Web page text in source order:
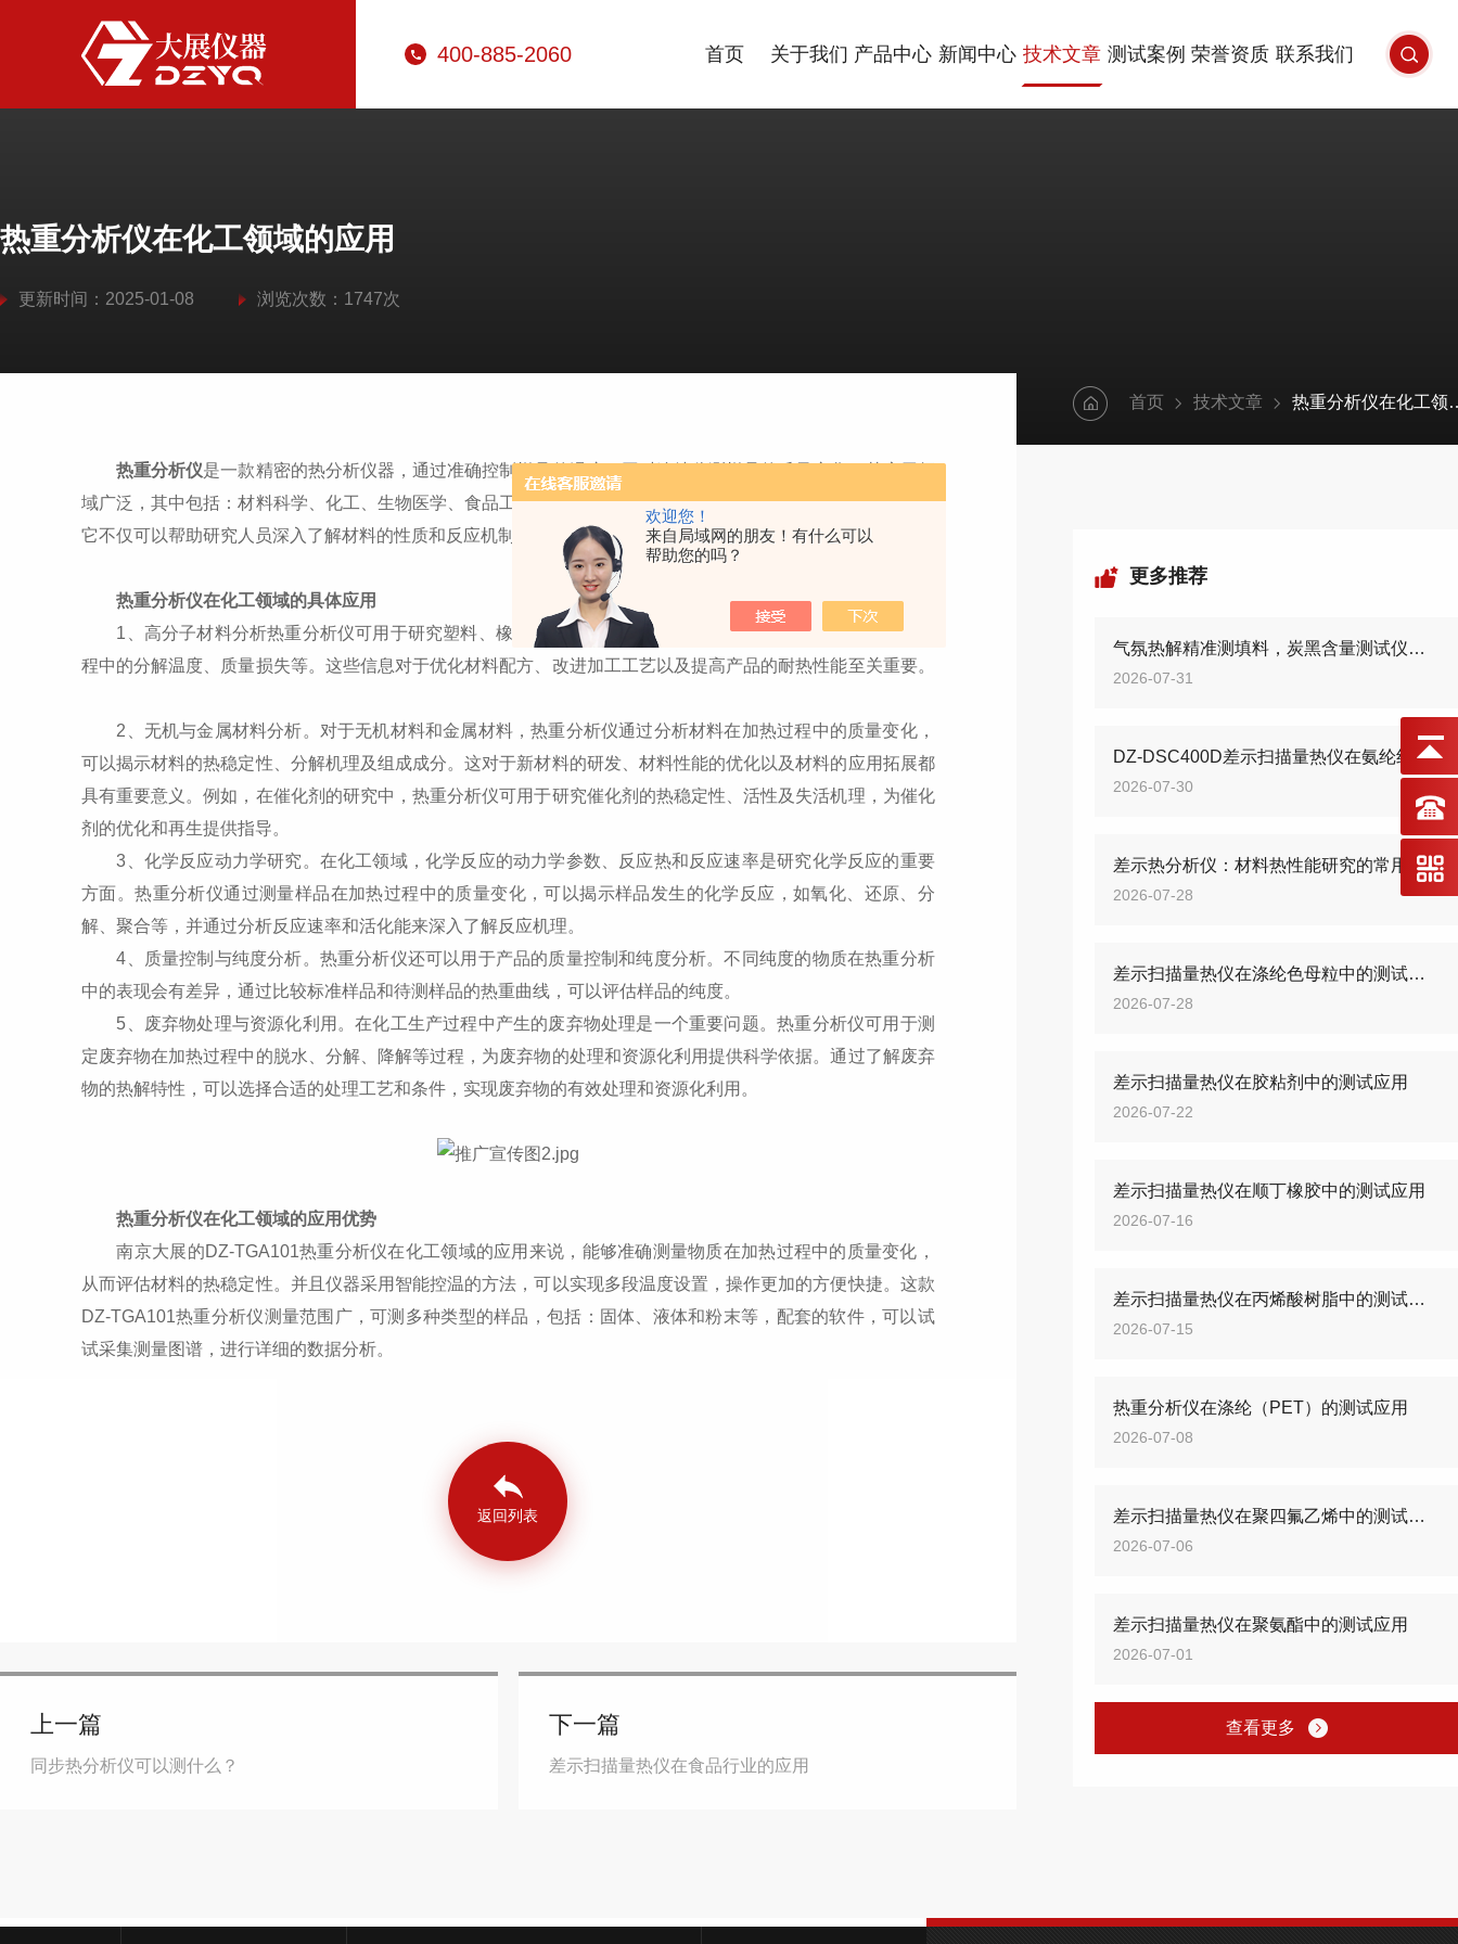
欢迎您！
来自局域网的朋友！有什么可以
帮助您的吗？
400-885-2060 首页 关于我们 产品中心 新闻中心 技术文章 测试案例 荣誉资质 联系我们
热重分析仪在化工领域的应用
更新时间：2025-01-08 浏览次数：1747次
首页 技术文章 热重分析仪在化工领域的应用
更多推荐
气氛热解精准测填料，炭黑含量测试仪筑牢高分子质控防线
2026-07-31
DZ-DSC400D差示扫描量热仪在氨纶纤维的测试应用
2026-07-30
差示热分析仪：材料热性能研究的常用检测设备
2026-07-28
差示扫描量热仪在涤纶色母粒中的测试应用
2026-07-28
差示扫描量热仪在胶粘剂中的测试应用
2026-07-22
差示扫描量热仪在顺丁橡胶中的测试应用
2026-07-16
差示扫描量热仪在丙烯酸树脂中的测试应用
2026-07-15
热重分析仪在涤纶（PET）的测试应用
2026-07-08
差示扫描量热仪在聚四氟乙烯中的测试应用
2026-07-06
差示扫描量热仪在聚氨酯中的测试应用
2026-07-01
查看更多
热重分析仪是一款精密的热分析仪器，通过准确控制样品的温度，同时连续监测样品的质量变化。其应用领
域广泛，其中包括：材料科学、化工、生物医学、食品工业和能源等。热重分析仪在化工领域的应用非常广泛，
它不仅可以帮助研究人员深入了解材料的性质和反应机制，还可以为化工生产和质量控制提供重要的技术支持。
热重分析仪在化工领域的具体应用
1、高分子材料分析热重分析仪可用于研究塑料、橡胶、涂料等高分子材料的热稳定性，评估它们在加热过
程中的分解温度、质量损失等。这些信息对于优化材料配方、改进加工工艺以及提高产品的耐热性能至关重要。
2、无机与金属材料分析。对于无机材料和金属材料，热重分析仪通过分析材料在加热过程中的质量变化，
可以揭示材料的热稳定性、分解机理及组成成分。这对于新材料的研发、材料性能的优化以及材料的应用拓展都
具有重要意义。例如，在催化剂的研究中，热重分析仪可用于研究催化剂的热稳定性、活性及失活机理，为催化
剂的优化和再生提供指导。
3、化学反应动力学研究。在化工领域，化学反应的动力学参数、反应热和反应速率是研究化学反应的重要
方面。热重分析仪通过测量样品在加热过程中的质量变化，可以揭示样品发生的化学反应，如氧化、还原、分
解、聚合等，并通过分析反应速率和活化能来深入了解反应机理。
4、质量控制与纯度分析。热重分析仪还可以用于产品的质量控制和纯度分析。不同纯度的物质在热重分析
中的表现会有差异，通过比较标准样品和待测样品的热重曲线，可以评估样品的纯度。
5、废弃物处理与资源化利用。在化工生产过程中产生的废弃物处理是一个重要问题。热重分析仪可用于测
定废弃物在加热过程中的脱水、分解、降解等过程，为废弃物的处理和资源化利用提供科学依据。通过了解废弃
物的热解特性，可以选择合适的处理工艺和条件，实现废弃物的有效处理和资源化利用。
热重分析仪在化工领域的应用优势
南京大展的DZ-TGA101热重分析仪在化工领域的应用来说，能够准确测量物质在加热过程中的质量变化，
从而评估材料的热稳定性。并且仪器采用智能控温的方法，可以实现多段温度设置，操作更加的方便快捷。这款
DZ-TGA101热重分析仪测量范围广，可测多种类型的样品，包括：固体、液体和粉末等，配套的软件，可以试
试采集测量图谱，进行详细的数据分析。
返回列表
上一篇
同步热分析仪可以测什么？
下一篇
差示扫描量热仪在食品行业的应用